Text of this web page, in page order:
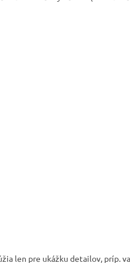
len pre ukážku detailov, príp.